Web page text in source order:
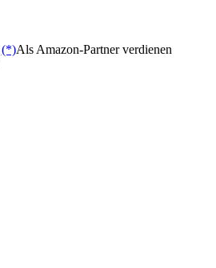
(*)Als Amazon-Partner verdienen